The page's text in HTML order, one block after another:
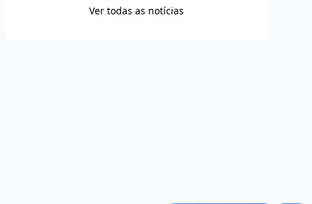
Ver todas as notícias